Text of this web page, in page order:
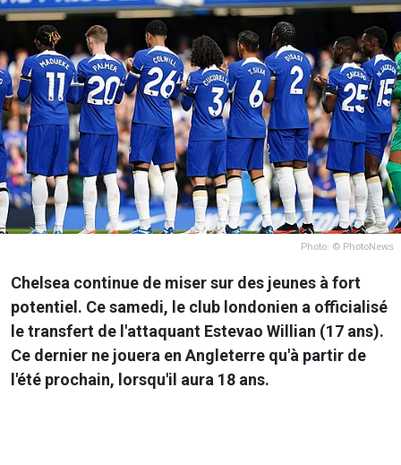
Photo: © PhotoNews
Chelsea continue de miser sur des jeunes à fort
potentiel. Ce samedi, le club londonien a officialisé
le transfert de l'attaquant Estevao Willian (17 ans).
Ce dernier ne jouera en Angleterre qu'à partir de
l'été prochain, lorsqu'il aura 18 ans.